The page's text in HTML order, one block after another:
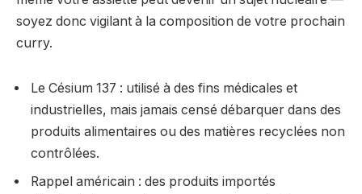
soyez donc vigilant à la composition de votre prochain
curry.
Le Césium 137 : utilisé à des fins médicales et
industrielles, mais jamais censé débarquer dans des
produits alimentaires ou des matières recyclées non
contrôlées.
Rappel américain : des produits importés